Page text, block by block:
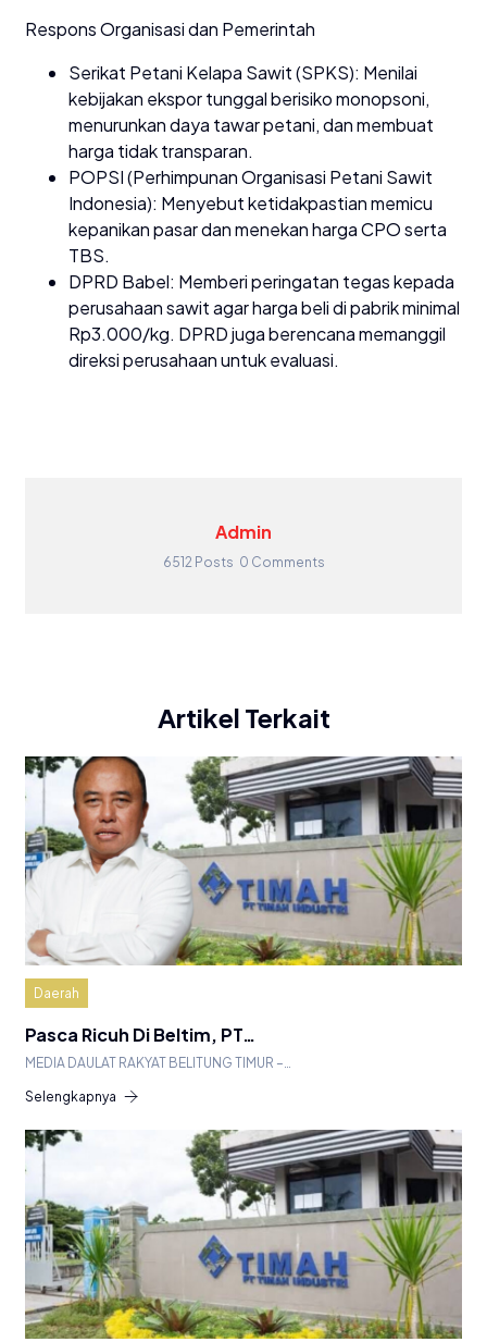
Respons Organisasi dan Pemerintah
Serikat Petani Kelapa Sawit (SPKS): Menilai
kebijakan ekspor tunggal berisiko monopsoni,
menurunkan daya tawar petani, dan membuat
harga tidak transparan.
POPSI (Perhimpunan Organisasi Petani Sawit
Indonesia): Menyebut ketidakpastian memicu
kepanikan pasar dan menekan harga CPO serta
TBS.
DPRD Babel: Memberi peringatan tegas kepada
perusahaan sawit agar harga beli di pabrik minimal
Rp3.000/kg. DPRD juga berencana memanggil
direksi perusahaan untuk evaluasi.
Admin
6512 Posts 0 Comments
Artikel Terkait
Daerah
Pasca Ricuh Di Beltim, PT…
MEDIA DAULAT RAKYAT BELITUNG TIMUR –…
Selengkapnya